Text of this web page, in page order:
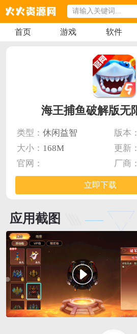
首页 游戏 软件
海王捕鱼破解版无
类型： 休闲益智 版本：
大小： 168M 更新：
官网：
厂商：
立即下载
应用截图